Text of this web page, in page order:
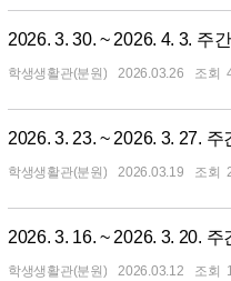
2026. 3. 30. ~ 2026. 4. 3. 주
학생생활관(분원) 2026.03.26
2026. 3. 23. ~ 2026. 3. 27. 주
학생생활관(분원) 2026.03.19
2026. 3. 16. ~ 2026. 3. 20. 주
학생생활관(분원) 2026.03.12